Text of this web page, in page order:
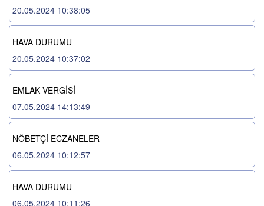
20.05.2024 10:38:05
HAVA DURUMU
20.05.2024 10:37:02
EMLAK VERGİSİ
07.05.2024 14:13:49
NÖBETÇİ ECZANELER
06.05.2024 10:12:57
HAVA DURUMU
06.05.2024 10:11:26